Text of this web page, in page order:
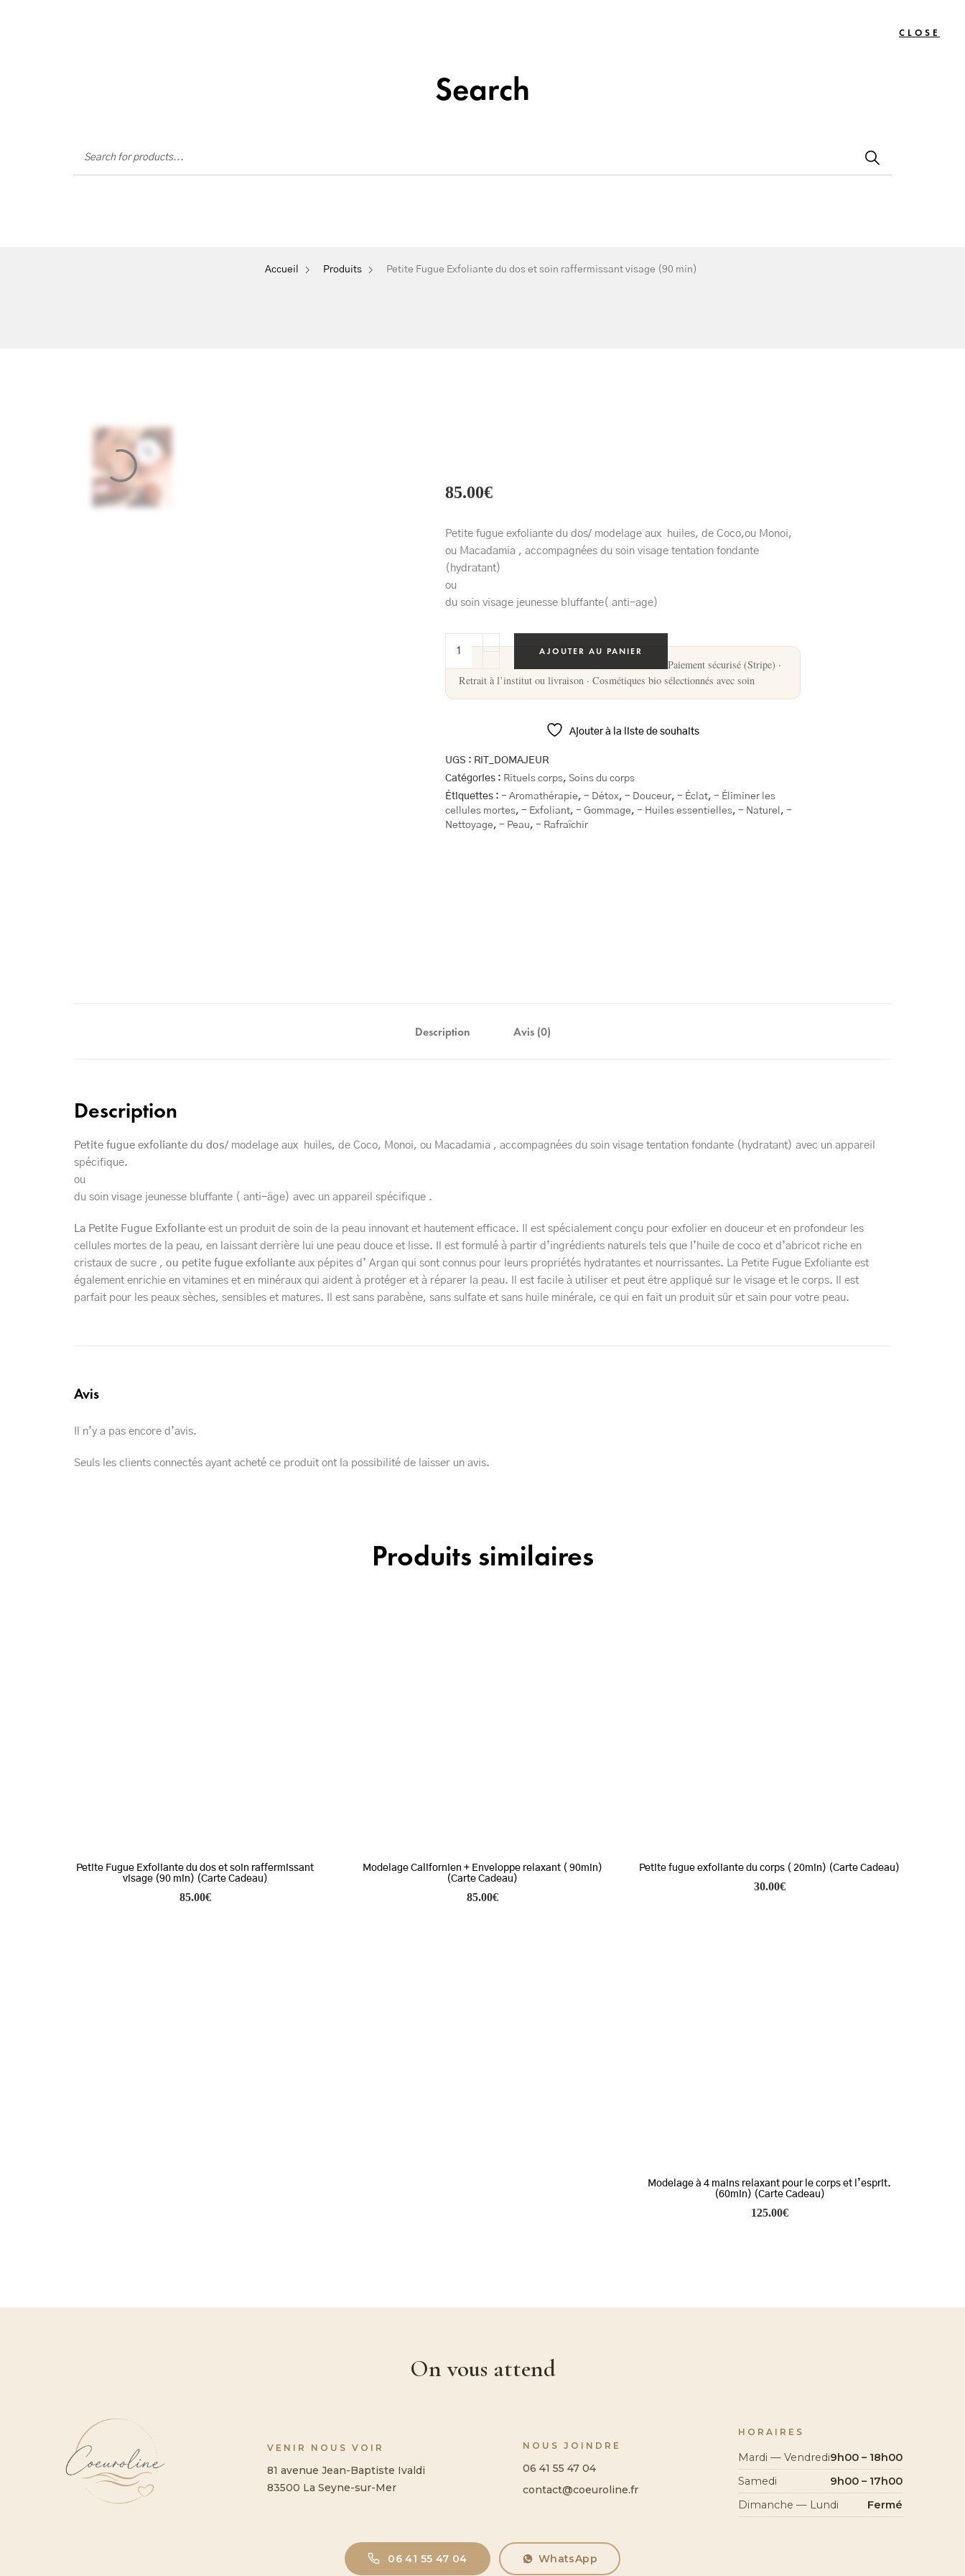
Épilation
Maquillage
Permanent
Search
CLOSE
Accueil Produits Petite Fugue Exfoliante du dos et soin raffermissant visage (90 min)
85.00€
Petite fugue exfoliante du dos/ modelage aux huiles, de Coco,ou Monoi,
ou Macadamia , accompagnées du soin visage tentation fondante
(hydratant)
ou
du soin visage jeunesse bluffante( anti-age)
AJOUTER AU PANIER
Paiement sécurisé (Stripe) ·
Retrait à l’institut ou livraison · Cosmétiques bio sélectionnés avec soin
Ajouter à la liste de souhaits
UGS : RIT_DOMAJEUR
Catégories : Rituels corps, Soins du corps
Étiquettes : - Aromathérapie, - Détox, - Douceur, - Éclat, - Éliminer les
cellules mortes, - Exfoliant, - Gommage, - Huiles essentielles, - Naturel , -
Nettoyage, - Peau, - Rafraîchir
Description Avis (0)
Description
Petite fugue exfoliante du dos/ modelage aux huiles, de Coco, Monoi, ou Macadamia , accompagnées du soin visage tentation fondante (hydratant) avec un appareil
spécifique.
ou
du soin visage jeunesse bluffante ( anti-âge) avec un appareil spécifique .
La Petite Fugue Exfoliante est un produit de soin de la peau innovant et hautement efficace. Il est spécialement conçu pour exfolier en douceur et en profondeur les
cellules mortes de la peau, en laissant derrière lui une peau douce et lisse. Il est formulé à partir d’ingrédients naturels tels que l’huile de coco et d’abricot riche en
cristaux de sucre , ou petite fugue exfoliante aux pépites d’ Argan qui sont connus pour leurs propriétés hydratantes et nourrissantes. La Petite Fugue Exfoliante est
également enrichie en vitamines et en minéraux qui aident à protéger et à réparer la peau. Il est facile à utiliser et peut être appliqué sur le visage et le corps. Il est
parfait pour les peaux sèches, sensibles et matures. Il est sans parabène, sans sulfate et sans huile minérale, ce qui en fait un produit sûr et sain pour votre peau.
Avis
Il n’y a pas encore d’avis.
Seuls les clients connectés ayant acheté ce produit ont la possibilité de laisser un avis.
Produits similaires
Petite Fugue Exfoliante du dos et soin raffermissant
visage (90 min) (Carte Cadeau)
85.00€
Modelage Californien + Enveloppe relaxant ( 90min)
(Carte Cadeau)
85.00€
Petite fugue exfoliante du corps ( 20min) (Carte Cadeau)
30.00€
Modelage à 4 mains relaxant pour le corps et l’esprit.
(60min) (Carte Cadeau)
125.00€
On vous attend
VENIR NOUS VOIR
81 avenue Jean-Baptiste Ivaldi
83500 La Seyne-sur-Mer
NOUS JOINDRE
06 41 55 47 04
contact@coeuroline.fr
HORAIRES
Mardi — Vendredi9h00 – 18h00
Samedi
9h00 – 17h00
Dimanche — Lundi
Fermé
06 41 55 47 04 WhatsApp